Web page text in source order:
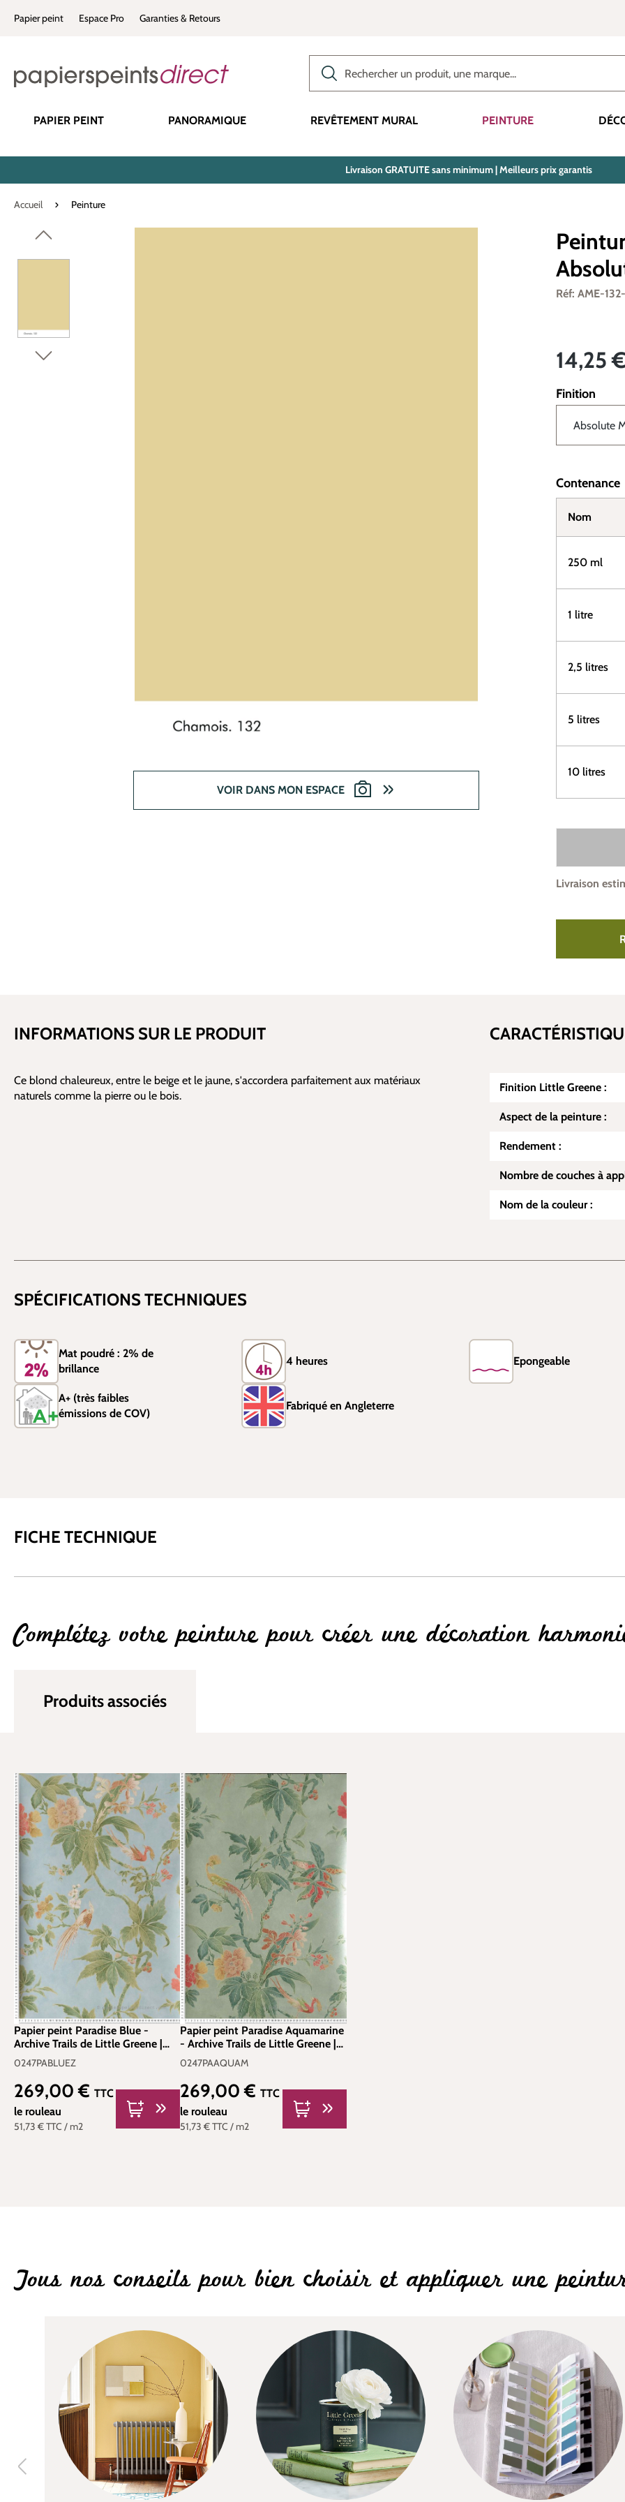
Passer à la navigation principale
Papier peint Espace Pro Garanties & Retours
PAPIER PEINT PANORAMIQUE REVÊTEMENT MURAL PEINTURE
Livraison GRATUITE sans minimum | Meilleurs prix garantis
Accueil Peinture
Ignorer la galerie d'images
VOIR DANS MON ESPACE
Réf: AME-
14,25
Finition
Contenance
Nom
250 ml
1 litre
2,5 litres
5 litres
10 litres
Livraison
INFORMATIONS SUR LE PRODUIT
Ce blond chaleureux, entre le beige et le jaune, s'accordera parfaitement aux matériaux
naturels comme la pierre ou le bois.
Finition Little Greene :
Aspect de la peinture :
Rendement :
Nombre de couches à
Nom de la couleur :
SPÉCIFICATIONS TECHNIQUES
Mat poudré : 2% de
brillance
4 heures Epongeable
A+ (très faibles
émissions de COV)
Fabriqué en Angleterre
FICHE TECHNIQUE
Complétez votre peinture pour créer une décoration
Produits associés
Papier peint Paradise Blue -
Archive Trails de Little Greene |
Réf. 0247PABLUEZ
0247PABLUEZ
51,73 €TTC / m2
Prix régulier :
269,00 € TTC
le rouleau
Papier peint Paradise Aquamarine
- Archive Trails de Little Greene |
Réf. 0247PAAQUAM
0247PAAQUAM
51,73 €TTC/ m2
Prix régulier :
269,00 €TTC
le rouleau
Tous nos conseils pour bien choisir et appliquer une